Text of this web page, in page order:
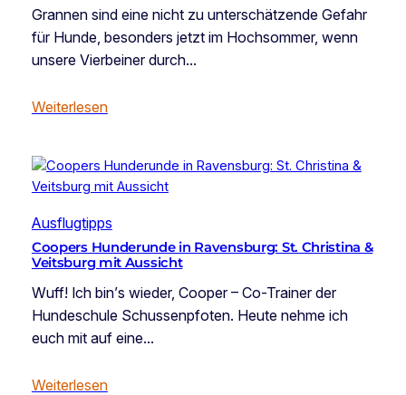
Grannen sind eine nicht zu unterschätzende Gefahr
für Hunde, besonders jetzt im Hochsommer, wenn
unsere Vierbeiner durch…
Weiterlesen
Ausflugtipps
Coopers Hunderunde in Ravensburg: St. Christina &
Veitsburg mit Aussicht
Wuff! Ich bin’s wieder, Cooper – Co-Trainer der
Hundeschule Schussenpfoten. Heute nehme ich
euch mit auf eine…
Weiterlesen